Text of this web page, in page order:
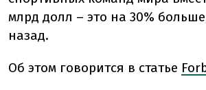
млрд долл – это на 30%
назад.
Об этом говорится в статье